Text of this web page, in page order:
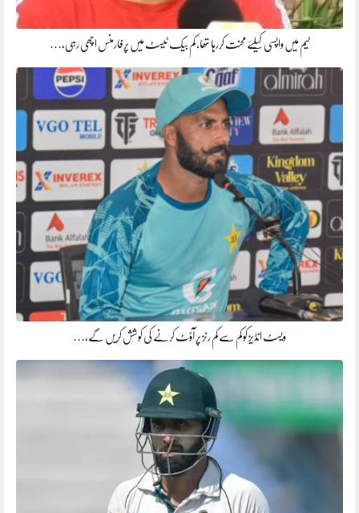
ٹیم میں واپسی کیلئے محنت کررہا تھا، کم بیک ٹیسٹ میں پرفارمنس اچھی رہی،…
ویسٹ انڈیز کو کم سے کم رنز پر آؤٹ کرنے کی کوشش کریں گے،…